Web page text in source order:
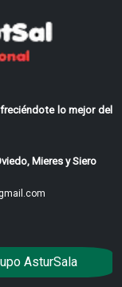
lo mejor del
Mieres y Siero
AsturSala